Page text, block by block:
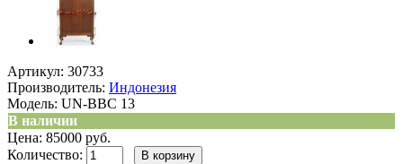
Артикул: 30733
Производитель: Индонезия
Модель: UN-BBC 13
В наличии
Цена: 85000 руб.
Количество: